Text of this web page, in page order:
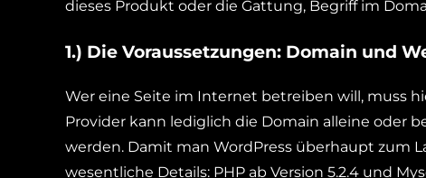
dieses Produkt oder die Gattung, Begriff im
1.) Die Voraussetzungen: Domain und
Wer eine Seite im Internet betreiben will, muss
Provider kann lediglich die Domain alleine oder
werden. Damit man WordPress überhaupt zum
wesentliche Details: PHP ab Version 5.2.4 und